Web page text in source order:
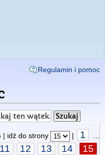
Regulamin i pomoc
| idź do strony | 1
11 12 13 14 15